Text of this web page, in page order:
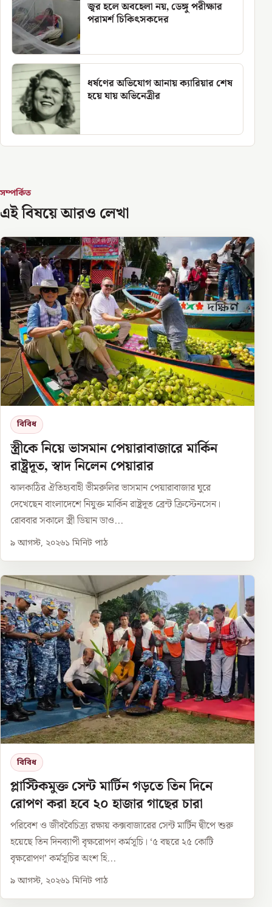
জ্বর হলে অবহেলা নয়, ডেঙ্গু পরীক্ষার
পরামর্শ চিকিৎসকদের
ধর্ষণের অভিযোগ আনায় ক্যারিয়ার শেষ
হয়ে যায় অভিনেত্রীর
সম্পর্কিত
এই বিষয়ে আরও লেখা
বিবিধ
স্ত্রীকে নিয়ে ভাসমান পেয়ারাবাজারে মার্কিন
রাষ্ট্রদূত, স্বাদ নিলেন পেয়ারার
ঝালকাঠির ঐতিহ্যবাহী ভীমরুলির ভাসমান পেয়ারাবাজার ঘুরে
দেখেছেন বাংলাদেশে নিযুক্ত মার্কিন রাষ্ট্রদূত ব্রেন্ট ক্রিস্টেনসেন।
রোববার সকালে স্ত্রী ডিয়ান ডাও...
৯ আগস্ট, ২০২৬১ মিনিট পাঠ
বিবিধ
প্লাস্টিকমুক্ত সেন্ট মার্টিন গড়তে তিন দিনে
রোপণ করা হবে ২০ হাজার গাছের চারা
পরিবেশ ও জীববৈচিত্র্য রক্ষায় কক্সবাজারের সেন্ট মার্টিন দ্বীপে শুরু
হয়েছে তিন দিনব্যাপী বৃক্ষরোপণ কর্মসূচি। ‘৫ বছরে ২৫ কোটি
বৃক্ষরোপণ’ কর্মসূচির অংশ হি...
৯ আগস্ট, ২০২৬১ মিনিট পাঠ